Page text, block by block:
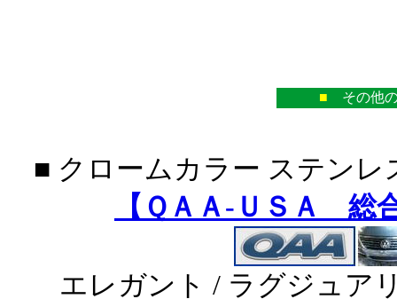
■ その他
■ クロームカラー ステン
【ＱＡＡ-ＵＳＡ 総
エレガント / ラグジュア